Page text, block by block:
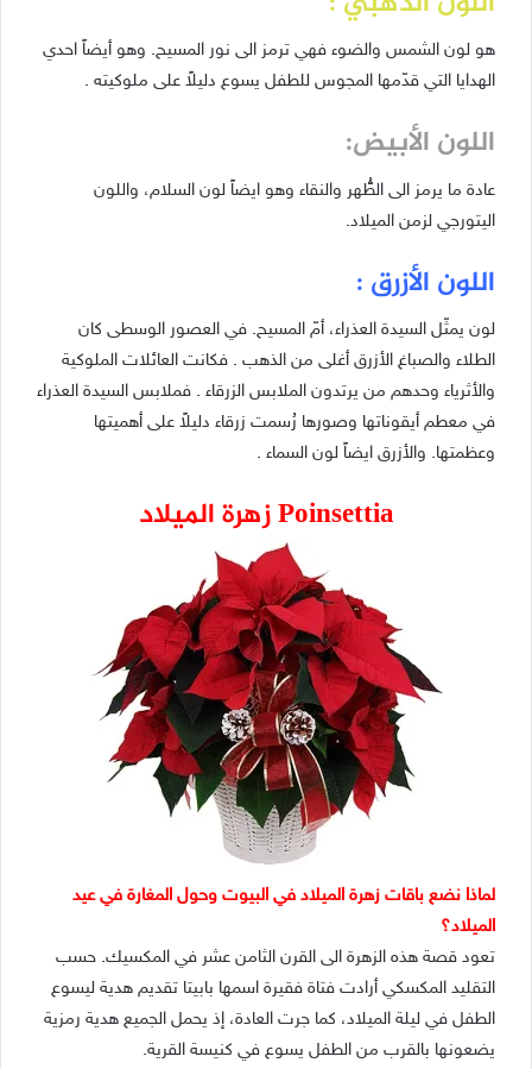
هو لون الشمس والضوء فهي ترمز الى نور المسيح. وهو أيضاً احدي
الهدايا التي قدّمها المجوس للطفل يسوع دليلاً على ملوكيته .
اللون الأبيض:
عادة ما يرمز الى الطُّّهر والنقاء وهو ايضاً لون السلام، واللون
اليتورجي لزمن الميلاد.
اللون الأزرق :
لون يمثّل السيدة العذراء، أمّ المسيح. في العصور الوسطى كان
الطلاء والصباغ الأزرق أغلى من الذهب . فكانت العائلات الملوكية
والأثرياء وحدهم من يرتدون الملابس الزرقاء . فملابس السيدة العذراء
في معطم أيقوناتها وصورها رُسمت زرقاء دليلاً على أهميتها
وعظمتها. والأزرق ايضاً لون السماء .
Poinsettia زهرة الميلاد
لماذا نضع باقات زهرة الميلاد في البيوت وحول المغارة في عيد
الميلاد؟
تعود قصة هذه الزهرة الى القرن الثامن عشر في المكسيك. حسب
التقليد المكسكي أرادت فتاة فقيرة اسمها بابيتا تقديم هدية ليسوع
الطفل في ليلة الميلاد، كما جرت العادة، إذ يحمل الجميع هدية رمزية
يضعونها بالقرب من الطفل يسوع في كنيسة القرية.